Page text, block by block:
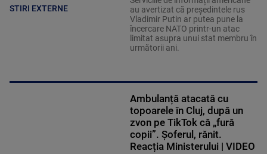
STIRI EXTERNE
au avertizat că președintele rus
Vladimir Putin ar putea pune la
încercare NATO printr-un atac
limitat asupra unui stat membru în
următorii ani.
Ambulanță atacată cu
topoarele în Cluj, după un
zvon pe TikTok că „fură
copii”. Șoferul, rănit.
Reacția Ministerului | VIDEO